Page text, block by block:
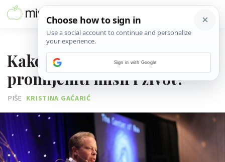
Kako ti Joe Dispenza može
promijeniti misli i život?
PIŠE KRISTINA GAĆARIĆ
Sign in with Google